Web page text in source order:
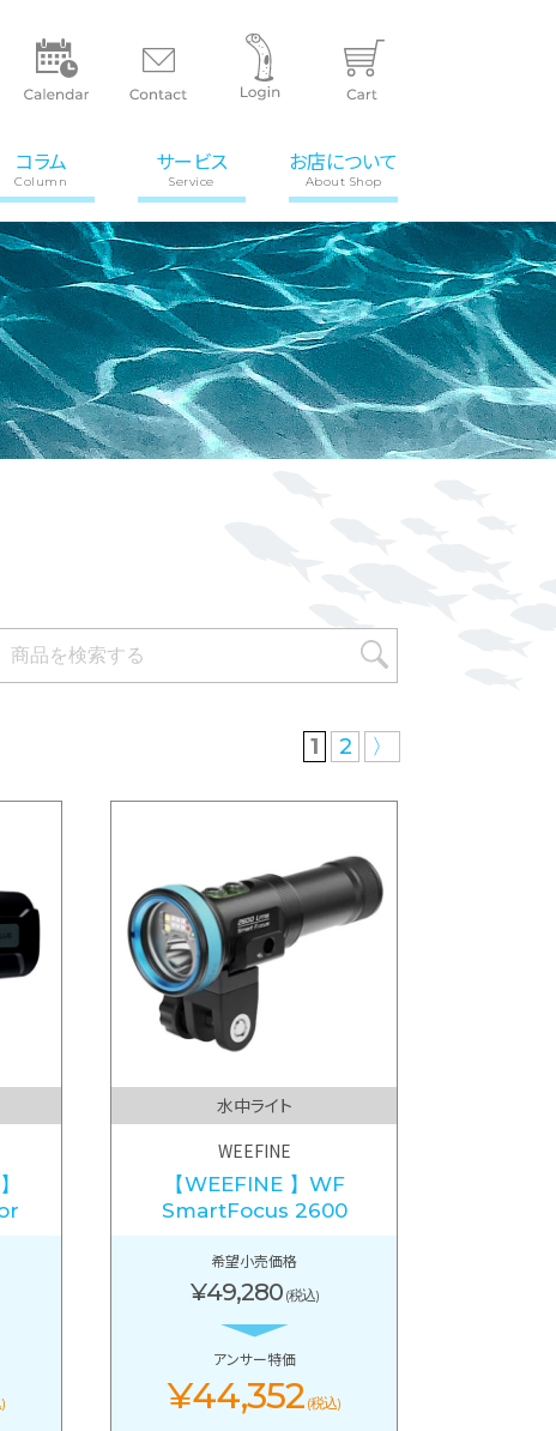
コラム
Column
サービス
Service
お店について
About Shop
1 2 〉
水中ライト
WEEFINE
【WEEFINE 】WF
SmartFocus 2600
希望小売価格
¥49,280 (税込)
アンサー特価
¥44,352 (税込)